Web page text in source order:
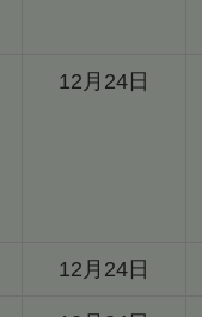
12月24日
12月24日